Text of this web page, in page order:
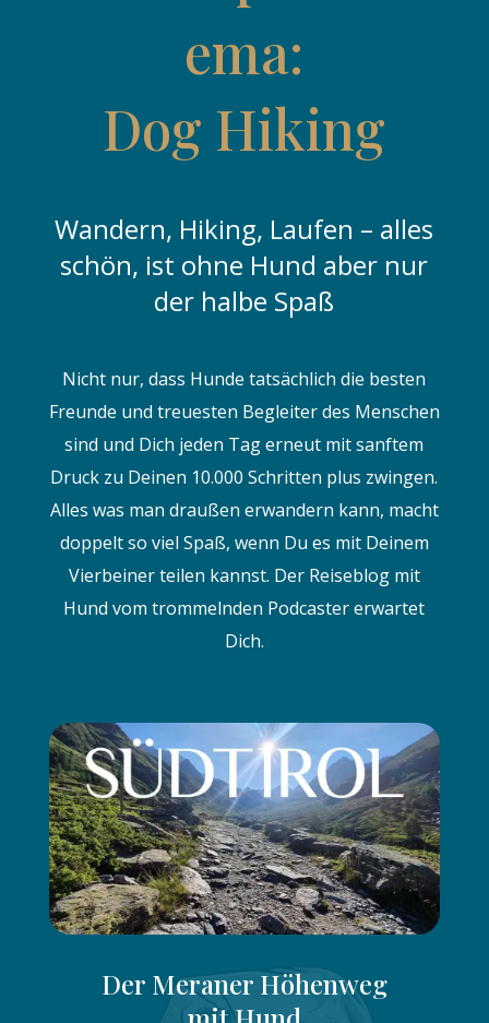
ema:
Dog Hiking
Wandern, Hiking, Laufen – alles
schön, ist ohne Hund aber nur
der halbe Spaß
Nicht nur, dass Hunde tatsächlich die besten
Freunde und treuesten Begleiter des Menschen
sind und Dich jeden Tag erneut mit sanftem
Druck zu Deinen 10.000 Schritten plus zwingen.
Alles was man draußen erwandern kann, macht
doppelt so viel Spaß, wenn Du es mit Deinem
Vierbeiner teilen kannst. Der Reiseblog mit
Hund vom trommelnden Podcaster erwartet
Dich.
Der Meraner Höhenweg